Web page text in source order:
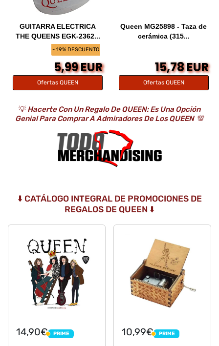
- 19% DESCUENTO
GUITARRA ELECTRICA
THE QUEENS EGK-2362...
5,99 EUR
Ofertas QUEEN
Queen MG25898 - Taza de
cerámica (315...
15,78 EUR
Ofertas QUEEN
💡 Hacerte Con Un Regalo De QUEEN: Es Una Opción
Genial Para Comprar A Admiradores De Los QUEEN 💯
⬇️ CATÁLOGO INTEGRAL DE PROMOCIONES DE
REGALOS DE QUEEN ⬇️
14,90€ PRIME
PRIME 10,99€ PRIME
PRIME